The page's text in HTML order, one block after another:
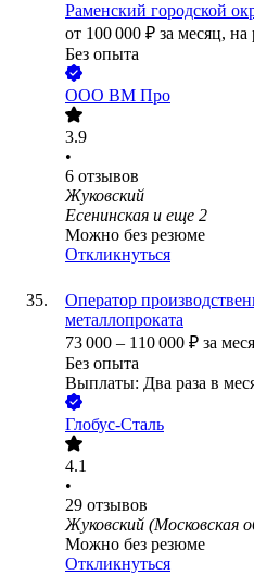
Раменский городской
от 100 000 ₽ за месяц, на
Без опыта
ООО ВМ Про
3.9
•
6 отзывов
Жуковский
Есенинская и еще 2
Можно без резюме
Откликнуться
Оператор
металлопроката
73 000 – 110 000 ₽ за
Без опыта
Выплаты: Два раза в
Глобус-Сталь
4.1
•
29 отзывов
Жуковский (Московская
Можно без резюме
Откликнуться